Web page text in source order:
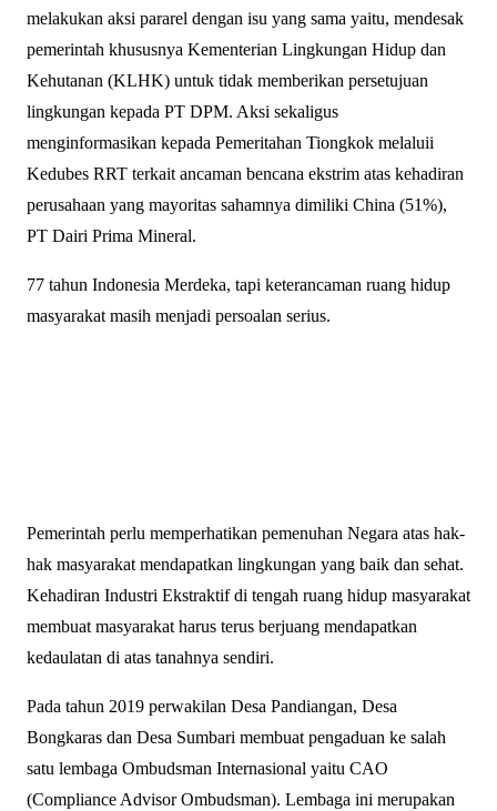
melakukan aksi pararel dengan isu yang sama yaitu, mendesak
pemerintah khususnya Kementerian Lingkungan Hidup dan
Kehutanan (KLHK) untuk tidak memberikan persetujuan
lingkungan kepada PT DPM. Aksi sekaligus
menginformasikan kepada Pemeritahan Tiongkok melaluii
Kedubes RRT terkait ancaman bencana ekstrim atas kehadiran
perusahaan yang mayoritas sahamnya dimiliki China (51%),
PT Dairi Prima Mineral.
77 tahun Indonesia Merdeka, tapi keterancaman ruang hidup
masyarakat masih menjadi persoalan serius.
Pemerintah perlu memperhatikan pemenuhan Negara atas hak-
hak masyarakat mendapatkan lingkungan yang baik dan sehat.
Kehadiran Industri Ekstraktif di tengah ruang hidup masyarakat
membuat masyarakat harus terus berjuang mendapatkan
kedaulatan di atas tanahnya sendiri.
Pada tahun 2019 perwakilan Desa Pandiangan, Desa
Bongkaras dan Desa Sumbari membuat pengaduan ke salah
satu lembaga Ombudsman Internasional yaitu CAO
(Compliance Advisor Ombudsman). Lembaga ini merupakan